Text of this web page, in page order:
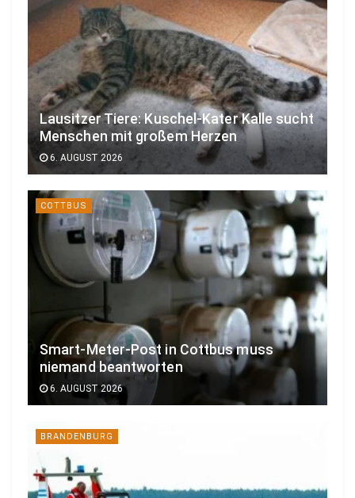
Lausitzer Tiere: Kuschel-Kater Kalle sucht
Menschen mit großem Herzen
6. AUGUST 2026
COTTBUS
Smart-Meter-Post in Cottbus muss
niemand beantworten
6. AUGUST 2026
BRANDENBURG